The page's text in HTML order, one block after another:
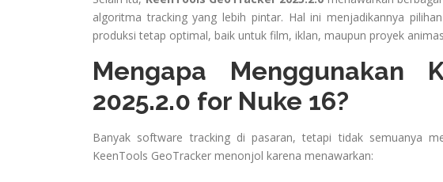
algoritma tracking yang lebih pintar. Hal ini menjadikannya
produksi tetap optimal, baik untuk film, iklan, maupun proyek
Mengapa Menggunakan
2025.2.0 for Nuke 16?
Banyak software tracking di pasaran, tetapi tidak semuanya
KeenTools GeoTracker menonjol karena menawarkan: